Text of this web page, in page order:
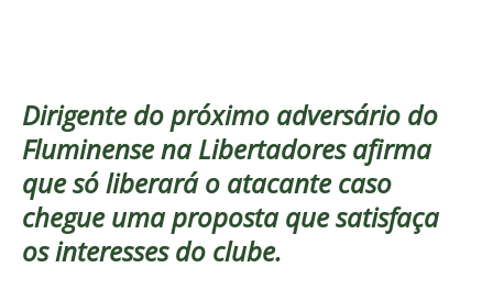
Dirigente do próximo adversário do
Fluminense na Libertadores afirma
que só liberará o atacante caso
chegue uma proposta que satisfaça
os interesses do clube.